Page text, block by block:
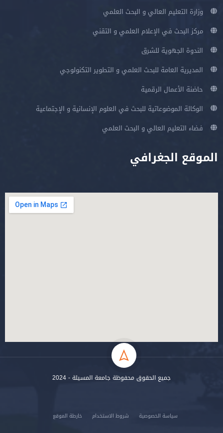
وزارة التعليم العالي و البحث العلمي
مركز البحث في الإعلام العلمي و التقني
الندوة الجهوية للشرق
المديرية العامة للبحث العلمي و التطوير التكنولوجي
حاضنة الأعمال الرقمية
الوكالة الموضوعاتية للبحث في العلوم الإنسانية و الإجتماعية
فضاء التعليم العالي و البحث العلمي
الموقع الجغرافي
جميع الحقوق محفوظة جامعة المسيلة - 2024
سياسة الخصوصية شروط الاستخدام خارطة الموقع